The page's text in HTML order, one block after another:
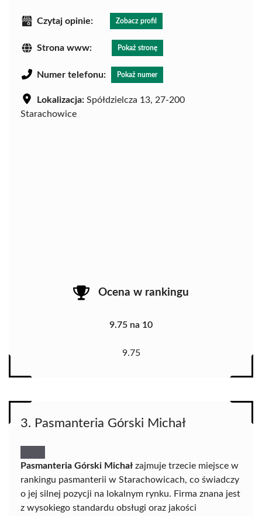
Czytaj opinie: Zobacz profil
Strona www: Pokaż stronę
Numer telefonu: Pokaż numer
Lokalizacja: Spółdzielcza 13, 27-200
Starachowice
Ocena w rankingu
9.75 na 10
9.75
3. Pasmanteria Górski Michał
Pasmanteria Górski Michał zajmuje trzecie miejsce w
rankingu pasmanterii w Starachowicach, co świadczy
o jej silnej pozycji na lokalnym rynku. Firma znana jest
z wysokiego standardu obsługi oraz jakości